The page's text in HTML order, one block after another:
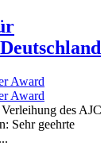
des AJC
Sehr geehrte